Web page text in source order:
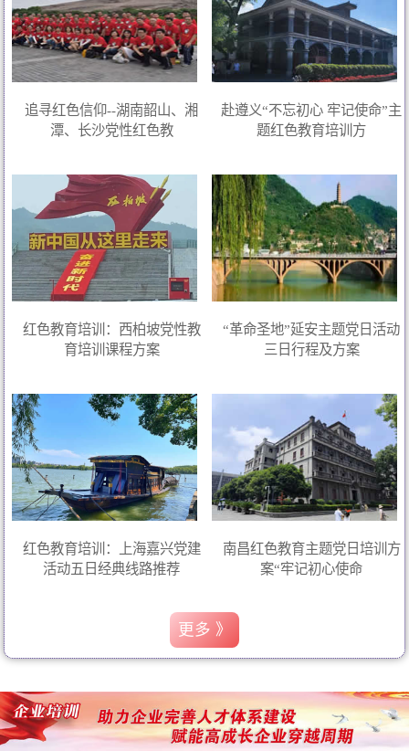
追寻红色信仰--湖南韶山、湘
潭、长沙党性红色教
赴遵义“不忘初心 牢记使命”主
题红色教育培训方
红色教育培训：西柏坡党性教
育培训课程方案
“革命圣地”延安主题党日活动
三日行程及方案
红色教育培训：上海嘉兴党建
活动五日经典线路推荐
南昌红色教育主题党日培训方
案“牢记初心使命
更多 》